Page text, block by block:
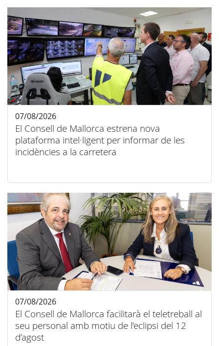
El Consell de Mallorca estrena nova
plataforma intel·ligent per informar de les
incidències a la carretera
07/08/2026
El Consell de Mallorca facilitarà el teletreball al
seu personal amb motiu de l’eclipsi del 12
d’agost
07/08/2026